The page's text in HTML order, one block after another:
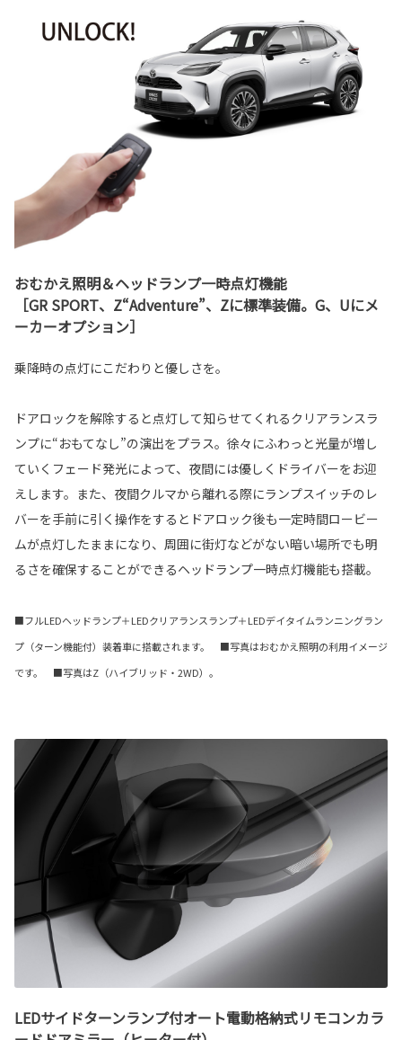
おむかえ照明＆ヘッドランプ一時点灯機能
［GR SPORT、Z“Adventure”、Zに標準装備。G、Uにメ
ーカーオプション］
乗降時の点灯にこだわりと優しさを。
ドアロックを解除すると点灯して知らせてくれるクリアランスラ
ンプに“おもてなし”の演出をプラス。徐々にふわっと光量が増し
ていくフェード発光によって、夜間には優しくドライバーをお迎
えします。また、夜間クルマから離れる際にランプスイッチのレ
バーを手前に引く操作をするとドアロック後も一定時間ロービー
ムが点灯したままになり、周囲に街灯などがない暗い場所でも明
るさを確保することができるヘッドランプ一時点灯機能も搭載。
■フルLEDヘッドランプ＋LEDクリアランスランプ＋LEDデイタイムランニングラン
プ（ターン機能付）装着車に搭載されます。 ■写真はおむかえ照明の利用イメージ
です。 ■写真はZ（ハイブリッド・2WD）。
LEDサイドターンランプ付オート電動格納式リモコンカラ